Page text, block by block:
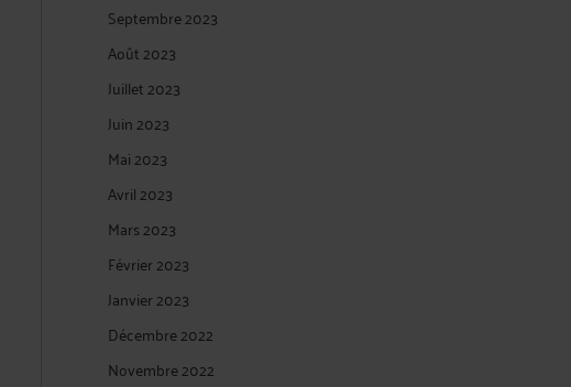
Septembre 2023
Août 2023
Juillet 2023
Juin 2023
Mai 2023
Avril 2023
Mars 2023
Février 2023
Janvier 2023
Décembre 2022
Novembre 2022